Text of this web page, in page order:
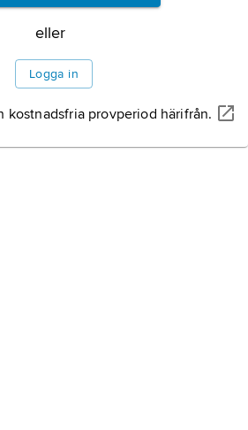
eller
Logga in
kostnadsfria provperiod härifrån.